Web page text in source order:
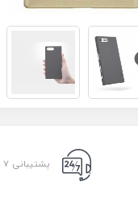
پشتیبانی ۷ روزه ۲۴ ساعته